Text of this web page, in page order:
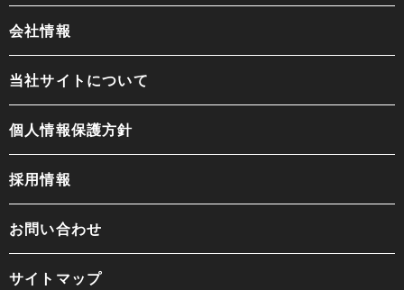
会社情報
当社サイトについて
個人情報保護方針
採用情報
お問い合わせ
サイトマップ